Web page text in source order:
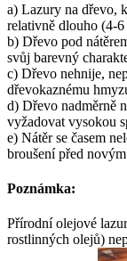
a) Lazury na dřevo,
relativně dlouho (4-6
b) Dřevo pod
svůj barevný
c) Dřevo nehnije,
dřevokaznému
d) Dřevo nadměrně
vyžadovat vysokou
e) Nátěr se časem
broušení před
Poznámka:
Přírodní olejové
rostlinných olejů)